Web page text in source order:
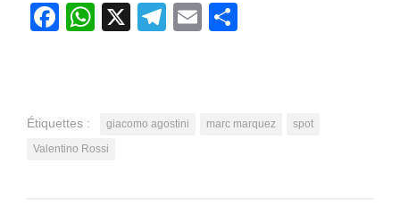
Facebook
WhatsApp
X Telegram
Email
Étiquettes : giacomo agostini marc marquez
spot
Valentino Rossi